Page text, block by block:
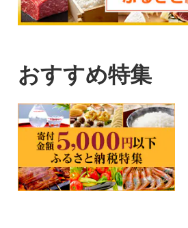
おすすめ特集